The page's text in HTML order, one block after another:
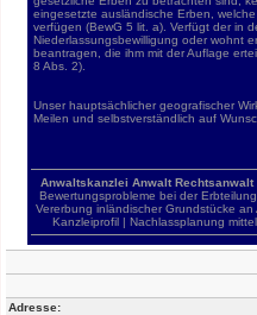
eingesetzte ausländische Erben,
verfügen (BewG 5 lit. a). Verfügt der in
Niederlassungsbewilligung oder wohnt
beantragen, die ihm mit der Auflage
8 Abs. 2).
Unser hauptsächlicher geografischer
Meilen und selbstverständlich auf
Anwaltskanzlei Anwalt Rechtsanwalt
Bewertungsprobleme bei der Erbteilung
Vererbung inländischer Grundstücke an
Kanzleiprofil| Nachlassplanung
Adresse: